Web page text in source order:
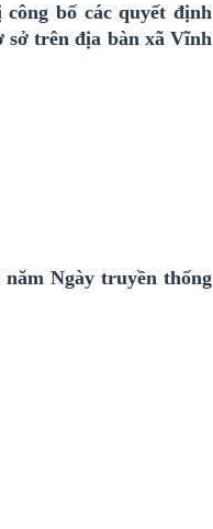
bố các quyết định
sở trên địa bàn xã Vĩnh
Ngày truyền thống